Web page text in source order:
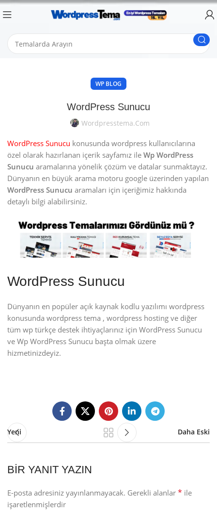
WP BLOG
WordPress Sunucu
Wordpresstema.com
WordPress Sunucu konusunda wordpress kullanıcılarına
özel olarak hazırlanan içerik sayfamız ile Wp WordPress
Sunucu aramalarına yönelik çözüm ve datalar sunmaktayız.
Dünyanın en büyük arama motoru google üzerinden yapılan
WordPress Sunucu aramaları için içeriğimiz hakkında
detaylı bilgi alabilirsiniz.
WordPress Sunucu
Dünyanın en popüler açık kaynak kodlu yazılımı wordpress
konusunda wordpress tema , wordpress hosting ve diğer
tüm wp türkçe destek ihtiyaçlarınız için WordPress Sunucu
ve Wp WordPress Sunucu başta olmak üzere
hizmetinizdeyiz.
Yeni Daha Eski
BIR YANIT YAZIN
E-posta adresiniz yayınlanmayacak. Gerekli alanlar * ile
işaretlenmişlerdir